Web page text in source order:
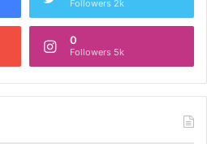
Followers 2k
0
Followers 5k